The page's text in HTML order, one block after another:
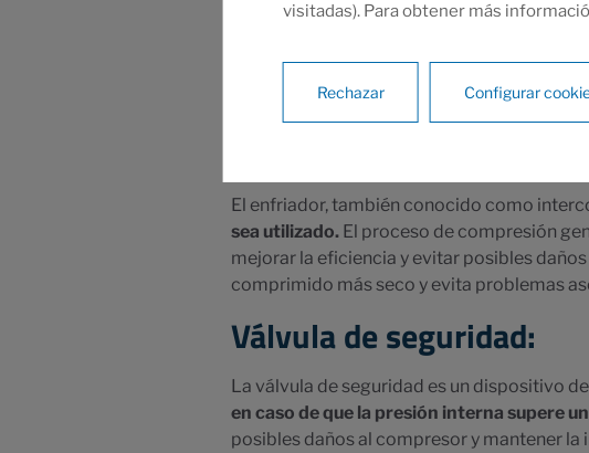
El filtro de aire es un componente esencial
de aire para mantener un rendimiento
El enfriador, también conocido como
sea utilizado. El proceso de compresión
mejorar la eficiencia y evitar posibles
comprimido más seco y evita problemas
Válvula de seguridad:
La válvula de seguridad es un dispositivo
en caso de que la presión interna supere
posibles daños al compresor y mantener
visitadas). Para obtener más
Rechazar Configurar